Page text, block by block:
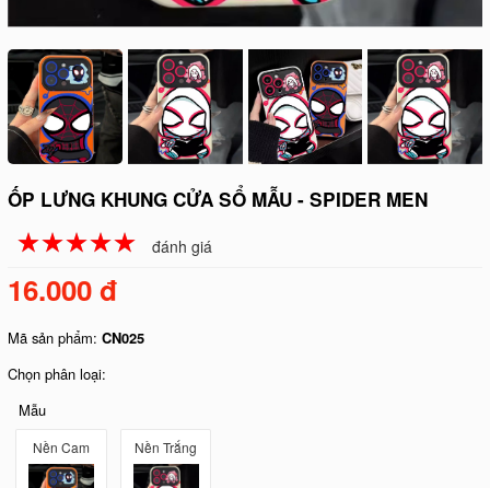
ỐP LƯNG KHUNG CỬA SỔ MẪU - SPIDER MEN
☆☆☆☆☆
★★★★★ đánh giá
16.000 đ
Mã sản phẩm:CN025
Chọn phân loại:
Mẫu
Nền Cam Nền Trắng